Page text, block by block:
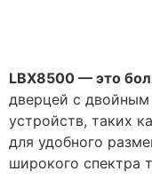
LBX8500 — это
дверцей с
устройств, таких
для удобного
широкого спектра